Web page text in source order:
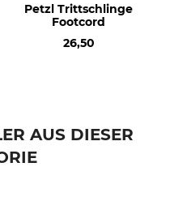
Petzl Trittschlinge
Footcord
26,50
AUS DIESER